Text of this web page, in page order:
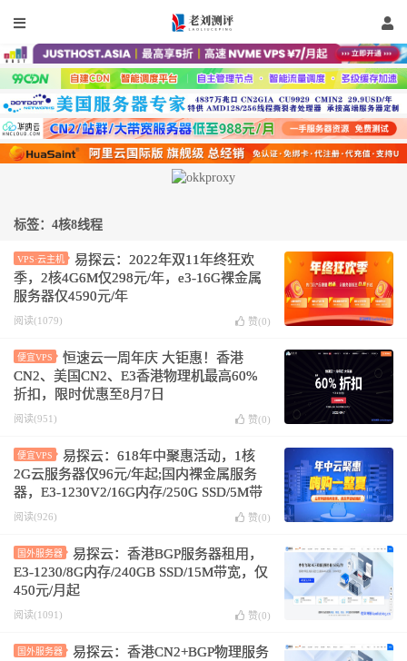
标签：4核8线程
VPS·云主机
易探云：2022年双11年终狂欢
季，2核4G6M仅298元/年，e3-16G裸金属
服务器仅4590元/年
阅读(1079) 赞(0)
便宜VPS
恒速云一周年庆 大钜惠！香港
CN2、美国CN2、E3香港物理机最高60%
折扣，限时优惠至8月7日
阅读(951) 赞(0)
便宜VPS
易探云：618年中聚惠活动，1核
2G云服务器仅96元/年起;国内裸金属服务
器，E3-1230V2/16G内存/250G SSD/5M带
宽仅298元/月
阅读(926) 赞(0)
国外服务器
易探云：香港BGP服务器租用，
E3-1230/8G内存/240GB SSD/15M带宽，仅
450元/月起
阅读(1091) 赞(0)
国外服务器
易探云：香港CN2+BGP物理服务